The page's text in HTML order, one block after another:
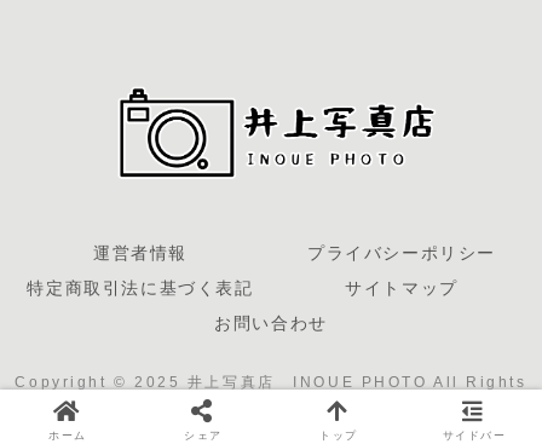
運営者情報
プライバシーポリシー
特定商取引法に基づく表記
サイトマップ
お問い合わせ
Copyright © 2025 井上写真店 INOUE PHOTO All Rights
ホーム シェア トップ サイドバー